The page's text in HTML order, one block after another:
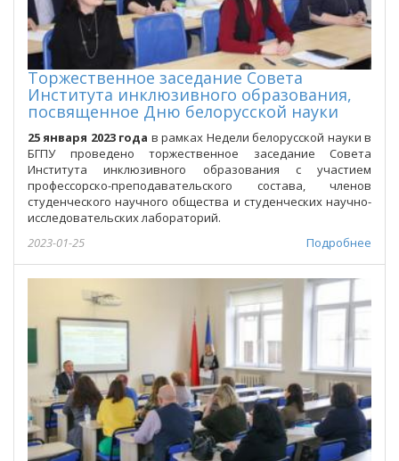
Торжественное заседание Совета
Института инклюзивного образования,
посвященное Дню белорусской науки
25 января 2023 года в рамках Недели белорусской науки в
БГПУ проведено торжественное заседание Совета
Института инклюзивного образования с участием
профессорско-преподавательского состава, членов
студенческого научного общества и студенческих научно-
исследовательских лабораторий.
Подробнее
2023-01-25